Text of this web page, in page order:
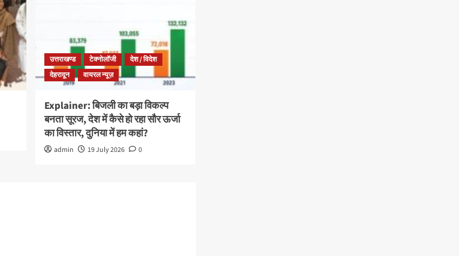
उत्तराखण्ड टेक्नोलॉजी
देश / विदेश
देहरादून
वायरल न्यूज़
Explainer: बिजली का बड़ा विकल्प
बनता सूरज, देश में कैसे हो रहा सौर ऊर्जा
का विस्तार, दुनिया में हम कहां?
admin 19 July 2026 0